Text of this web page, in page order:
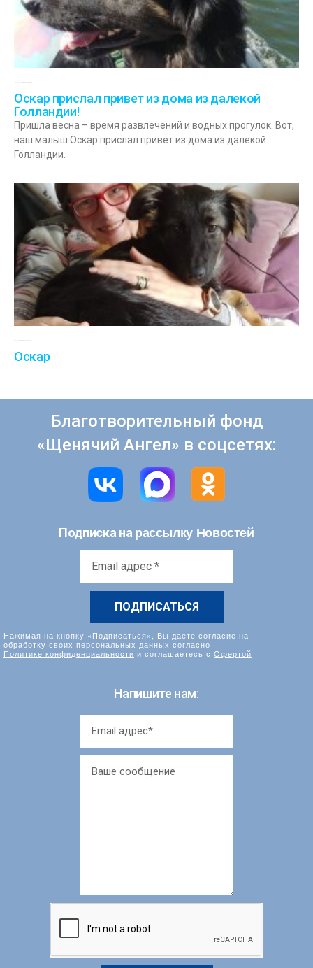
Оскар прислал привет из дома из далекой
Голландии!
Пришла весна – время развлечений и водных прогулок. Вот,
наш малыш Оскар прислал привет из дома из далекой
Голландии.
Оскар
Благотворительный фонд
«Щенячий Ангел» в соцсетях:
Подписка на рассылку Новостей
Нажимая на кнопку «Подписаться», Вы даете согласие на
обработку своих персональных данных согласно
Политике конфиденциальности и соглашаетесь с Офертой
Напишите нам: